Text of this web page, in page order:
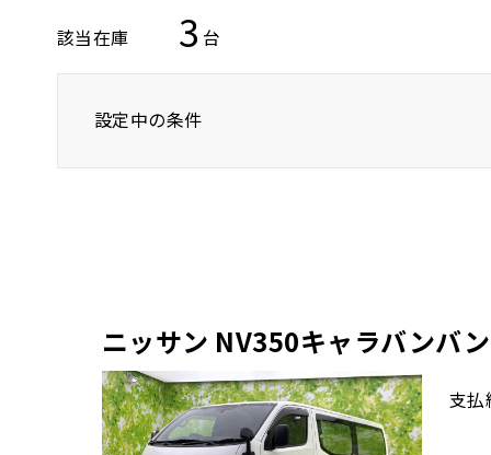
該当在庫 3 台
設定中の条件
ニッサン NV350キャラバンバ
支払